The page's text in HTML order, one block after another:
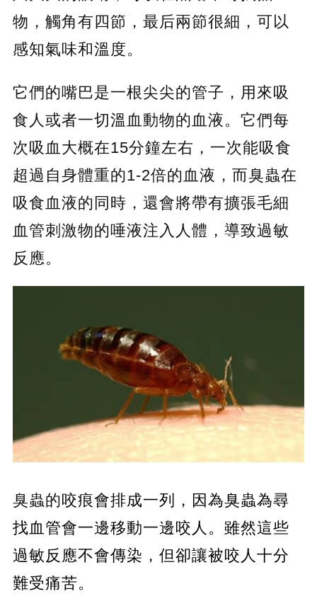
物，觸角有四節，最后兩節很細，可以
感知氣味和溫度。
它們的嘴巴是一根尖尖的管子，用來吸
食人或者一切溫血動物的血液。它們每
次吸血大概在15分鐘左右，一次能吸食
超過自身體重的1-2倍的血液，而臭蟲在
吸食血液的同時，還會將帶有擴張毛細
血管刺激物的唾液注入人體，導致過敏
反應。
臭蟲的咬痕會排成一列，因為臭蟲為尋
找血管會一邊移動一邊咬人。雖然這些
過敏反應不會傳染，但卻讓被咬人十分
難受痛苦。